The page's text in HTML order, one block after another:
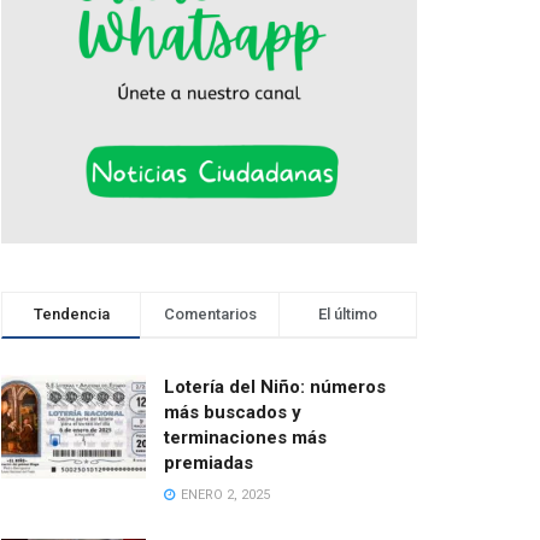
Tendencia Comentarios El último
Lotería del Niño: números
más buscados y
terminaciones más
premiadas
ENERO 2, 2025